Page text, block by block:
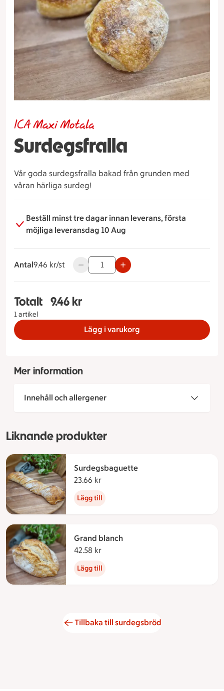
Surdegsfralla
ICA Maxi Motala
Vår goda surdegsfralla bakad från grunden med
våran härliga surdeg!
Beställ minst tre dagar innan leverans, första
möjliga leveransdag 10 Aug
Antal
9.46 kronor styck
9.46 kr/st Använd knapparna för att minska eller
Totalt
1 artikel
Totalt 1 stycken Surdegsfralla, 9.46 kronor
9.46 kr
Lägg i varukorg
Mer information
Innehåll och allergener
Liknande produkter
Surdegsbaguette
23.66 kr
Lägg till
Grand blanch
42.58 kr
Lägg till
Tillbaka till surdegsbröd